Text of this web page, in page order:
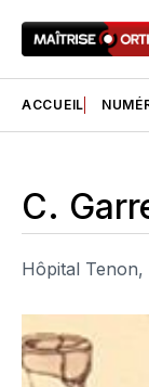
ACCUEIL
C.
Hôpital